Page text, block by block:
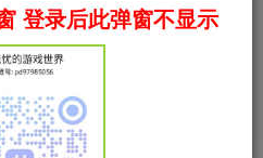
speed
（官中）
登录后此弹窗不显示